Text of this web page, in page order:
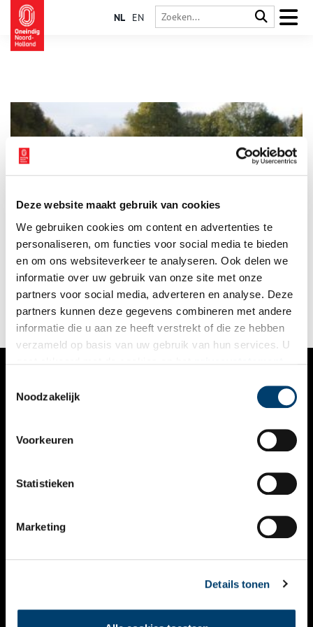
Deze website maakt gebruik van cookies
We gebruiken cookies om content en advertenties te
personaliseren, om functies voor social media te bieden
en om ons websiteverkeer te analyseren. Ook delen we
informatie over uw gebruik van onze site met onze
partners voor social media, adverteren en analyse. Deze
partners kunnen deze gegevens combineren met andere
informatie die u aan ze heeft verstrekt of die ze hebben
verzameld op basis van uw gebruik van hun services. U
Noodzakelijk
Voorkeuren
Statistieken
Marketing
Details tonen
NL EN
Fort aan de Winkel is eigenlijk een fort dat niet voltooid werd
met bomvrije gebouwen. Die betonnen gebouwen die op deze
plek zouden komen, zijn nooit gebouwd. Het fort is vernoemd
naar het veenriviertje dat erlangs stroomt en ligt in het
Zuidfront van de Stelling van Amsterdam.
VERHALEN
KALENDER
THEMA’S
VIDEO’S
CONTACT